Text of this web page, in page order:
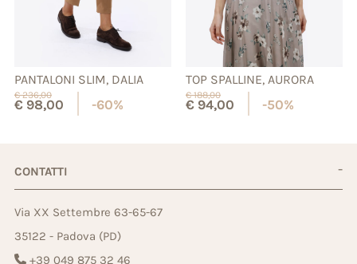
PANTALONI SLIM, DALIA
€236,00
€98,00 -60%
TOP SPALLINE, AURORA
€188,00
€94,00 -50%
CONTATTI
Via XX Settembre 63-65-67
35122 - Padova (PD)
+39 049 875 32 46